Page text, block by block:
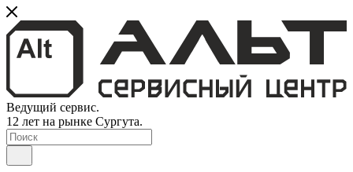
Ведущий сервис.
12 лет на рынке Сургута.